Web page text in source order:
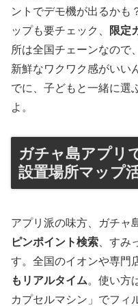
ントでデモ機が出るかも
ップも要チェック、
限定
所は全国チェーンなので
新鮮なワクワク感がいい
でに、子どもと一緒に選
よ。
ガチャ島アプリ
設置場所マップ
アプリ派の味方、ガチャ
ピンポイント検索 、すみ
す。全国のイオンや専門
もリアルタイム。使い方
カプセルマシン」でフィ